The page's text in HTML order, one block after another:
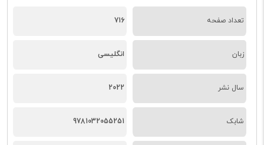
تعداد صفحه 716
زبان انگلیسی
سال نشر 2022
شابک 9781032055251